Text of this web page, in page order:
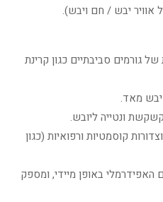
יבש / חם ויבש).
גורמים סביבתיים כגון קרינת
יבש מאד.
ונטייה ליובש.
קוסמטיות ורפואיות (כגון
באופן מיידי, ומספק